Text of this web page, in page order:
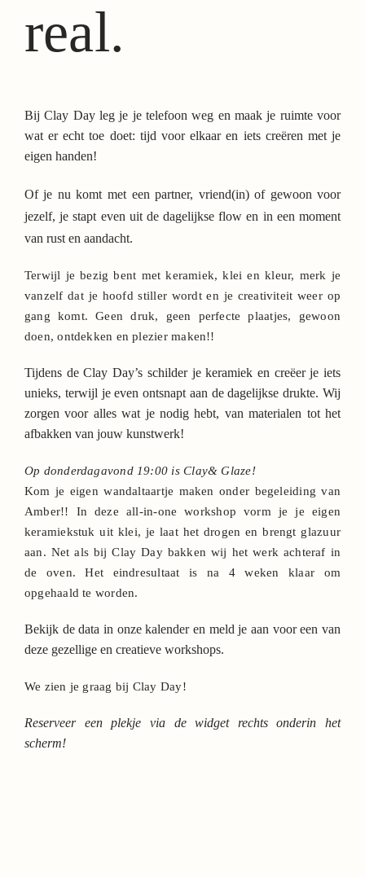
real.
Bij Clay Day leg je je telefoon weg en maak je ruimte voor
wat er echt toe doet: tijd voor elkaar en iets creëren met je
eigen handen!
Of je nu komt met een partner, vriend(in) of gewoon voor
jezelf, je stapt even uit de dagelijkse flow en in een moment
van rust en aandacht.
Terwijl je bezig bent met keramiek, klei en kleur, merk je
vanzelf dat je hoofd stiller wordt en je creativiteit weer op
gang komt.Geen druk, geen perfecte plaatjes, gewoon
doen, ontdekken en plezier maken!!
Tijdens de Clay Day’s schilder je keramiek en creëer je iets
unieks, terwijl je even ontsnapt aan de dagelijkse drukte. Wij
zorgen voor alles wat je nodig hebt, van materialen tot het
afbakken van jouw kunstwerk!
Op donderdagavond 19:00 is Clay& Glaze!
Kom je eigen wandaltaartje maken onder begeleiding van
Amber!! In deze all-in-one workshop vorm je je eigen
keramiekstuk uit klei, je laat het drogen en brengt glazuur
aan. Net als bij Clay Day bakken wij het werk achteraf in
de oven. Het eindresultaat is na 4 weken klaar om
opgehaald te worden.
Bekijk de data in onze kalender en meld je aan voor een van
deze gezellige en creatieve workshops.
We zien je graag bij Clay Day!
Reserveer een plekje via de widget rechts onderin het
scherm!